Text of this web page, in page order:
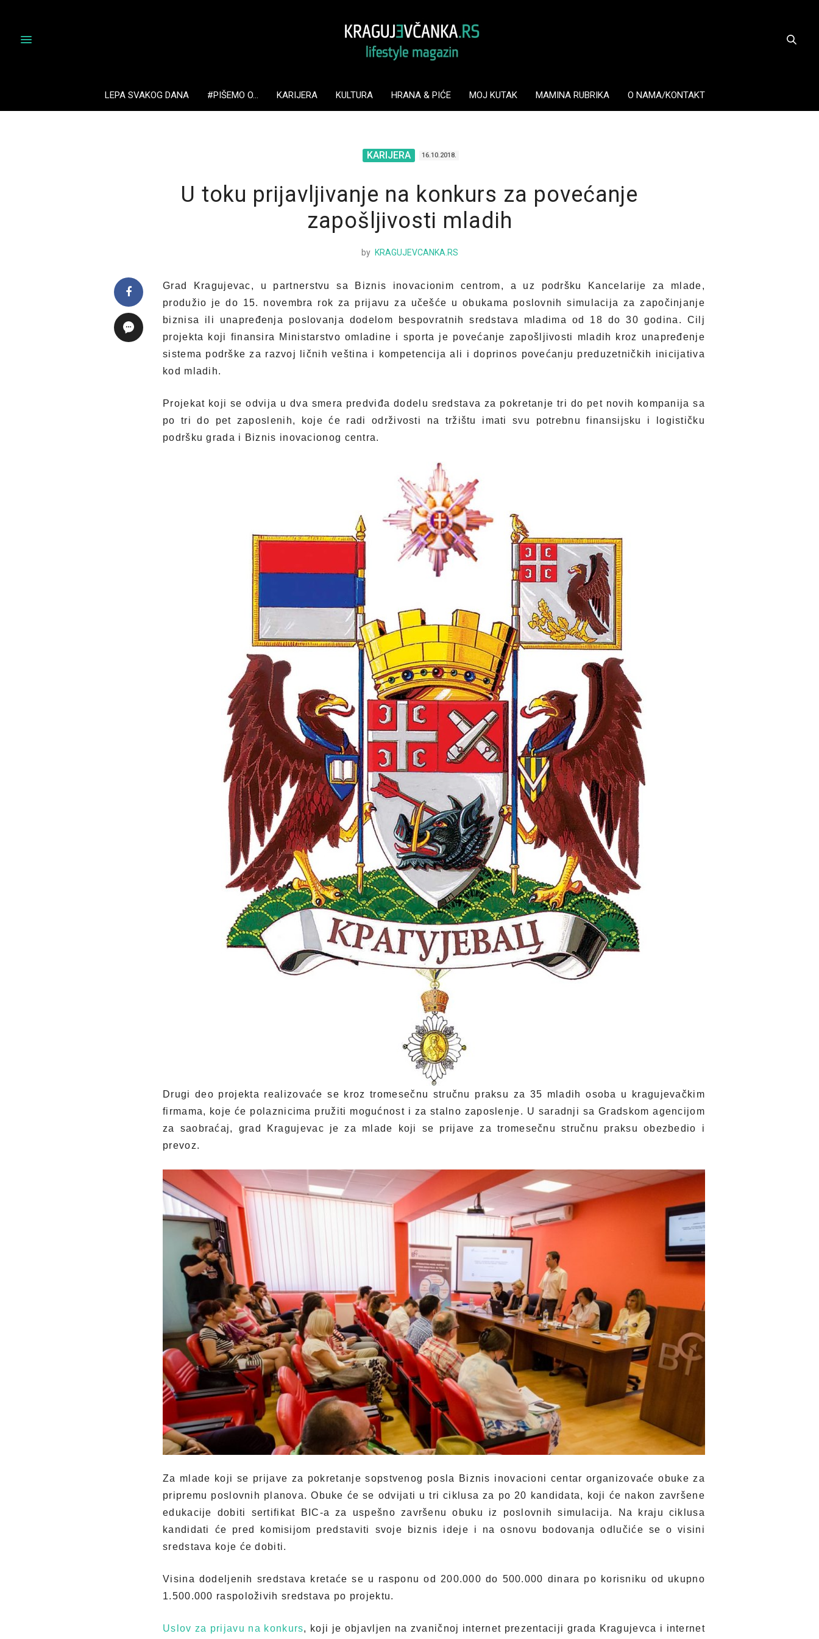
LEPA SVAKOG DANA #PIŠEMO O… KARIJERA KULTURA HRANA & PIĆE MOJ KUTAK MAMINA RUBRIKA O NAMA/KONTAKT
KARIJERA 16.10.2018.
U toku prijavljivanje na konkurs za povećanje
zapošljivosti mladih
by KRAGUJEVCANKA.RS
Grad Kragujevac, u partnerstvu sa Biznis inovacionim centrom, a uz podršku Kancelarije za mlade,
produžio je do 15. novembra rok za prijavu za učešće u obukama poslovnih simulacija za započinjanje
biznisa ili unapređenja poslovanja dodelom bespovratnih sredstava mladima od 18 do 30 godina. Cilj
projekta koji finansira Ministarstvo omladine i sporta je povećanje zapošljivosti mladih kroz unapređenje
sistema podrške za razvoj ličnih veština i kompetencija ali i doprinos povećanju preduzetničkih inicijativa
kod mladih.
Projekat koji se odvija u dva smera predviđa dodelu sredstava za pokretanje tri do pet novih kompanija sa
po tri do pet zaposlenih, koje će radi održivosti na tržištu imati svu potrebnu finansijsku i logističku
podršku grada i Biznis inovacionog centra.
Drugi deo projekta realizovaće se kroz tromesečnu stručnu praksu za 35 mladih osoba u kragujevačkim
firmama, koje će polaznicima pružiti mogućnost i za stalno zaposlenje. U saradnji sa Gradskom agencijom
za saobraćaj, grad Kragujevac je za mlade koji se prijave za tromesečnu stručnu praksu obezbedio i
prevoz.
Za mlade koji se prijave za pokretanje sopstvenog posla Biznis inovacioni centar organizovaće obuke za
pripremu poslovnih planova. Obuke će se odvijati u tri ciklusa za po 20 kandidata, koji će nakon završene
edukacije dobiti sertifikat BIC-a za uspešno završenu obuku iz poslovnih simulacija. Na kraju ciklusa
kandidati će pred komisijom predstaviti svoje biznis ideje i na osnovu bodovanja odlučiće se o visini
sredstava koje će dobiti.
Visina dodeljenih sredstava kretaće se u rasponu od 200.000 do 500.000 dinara po korisniku od ukupno
1.500.000 raspoloživih sredstava po projektu.
Uslov za prijavu na konkurs, koji je objavljen na zvaničnoj internet prezentaciji grada Kragujevca i internet